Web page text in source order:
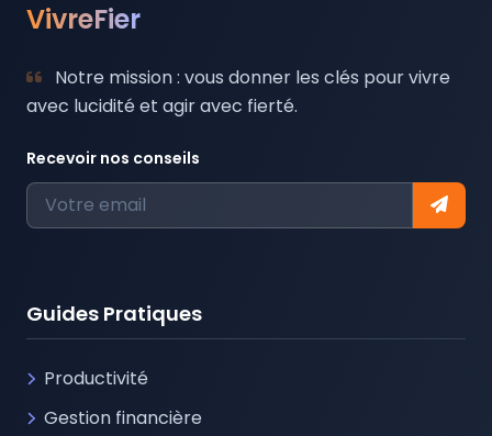
VivreFier
Notre mission : vous donner les clés pour vivre
avec lucidité et agir avec fierté.
Recevoir nos conseils
Guides Pratiques
Productivité
Gestion financière